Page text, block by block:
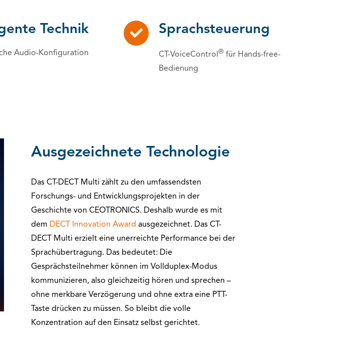
Technik
Audio-Konfiguration
Sprachsteuerung
CT-VoiceControl® für Hands-free-
Bedienung
Ausgezeichnete Technologie
Das CT-DECT Multi zählt zu den umfassendsten
Forschungs- und Entwicklungsprojekten in der
Geschichte von CEOTRONICS. Deshalb wurde es mit
dem DECT Innovation Award ausgezeichnet. Das CT-
DECT Multi erzielt eine unerreichte Performance bei der
Sprachübertragung. Das bedeutet: Die
Gesprächsteilnehmer können im Vollduplex-Modus
kommunizieren, also gleichzeitig hören und sprechen –
ohne merkbare Verzögerung und ohne extra eine PTT-
Taste drücken zu müssen. So bleibt die volle
Konzentration auf den Einsatz selbst gerichtet.